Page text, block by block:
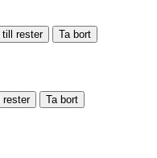
till rester Ta bort
rester Ta bort